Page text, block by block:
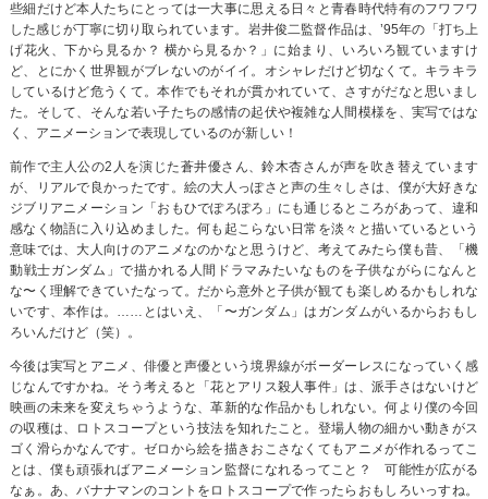
些細だけど本人たちにとっては一大事に思える日々と青春時代特有のフワフワ
した感じが丁寧に切り取られています。岩井俊二監督作品は、’95年の「打ち上
げ花火、下から見るか？ 横から見るか？」に始まり、いろいろ観ていますけ
ど、とにかく世界観がブレないのがイイ。オシャレだけど切なくて。キラキラ
しているけど危うくて。本作でもそれが貫かれていて、さすがだなと思いまし
た。そして、そんな若い子たちの感情の起伏や複雑な人間模様を、実写ではな
く、アニメーションで表現しているのが新しい！
前作で主人公の2人を演じた蒼井優さん、鈴木杏さんが声を吹き替えています
が、リアルで良かったです。絵の大人っぽさと声の生々しさは、僕が大好きな
ジブリアニメーション「おもひでぽろぽろ」にも通じるところがあって、違和
感なく物語に入り込めました。何も起こらない日常を淡々と描いているという
意味では、大人向けのアニメなのかなと思うけど、考えてみたら僕も昔、「機
動戦士ガンダム」で描かれる人間ドラマみたいなものを子供ながらになんと
な〜く理解できていたなって。だから意外と子供が観ても楽しめるかもしれな
いです、本作は。……とはいえ、「〜ガンダム」はガンダムがいるからおもし
ろいんだけど（笑）。
今後は実写とアニメ、俳優と声優という境界線がボーダーレスになっていく感
じなんですかね。そう考えると「花とアリス殺人事件」は、派手さはないけど
映画の未来を変えちゃうような、革新的な作品かもしれない。何より僕の今回
の収穫は、ロトスコープという技法を知れたこと。登場人物の細かい動きがス
ゴく滑らかなんです。ゼロから絵を描きおこさなくてもアニメが作れるってこ
とは、僕も頑張ればアニメーション監督になれるってこと？ 可能性が広がる
なぁ。あ、バナナマンのコントをロトスコープで作ったらおもしろいっすね。